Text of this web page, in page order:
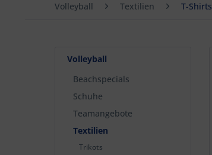
Volleyball Textilien T-Shirts
Volleyball
Beachspecials
Schuhe
Teamangebote
Textilien
Trikots